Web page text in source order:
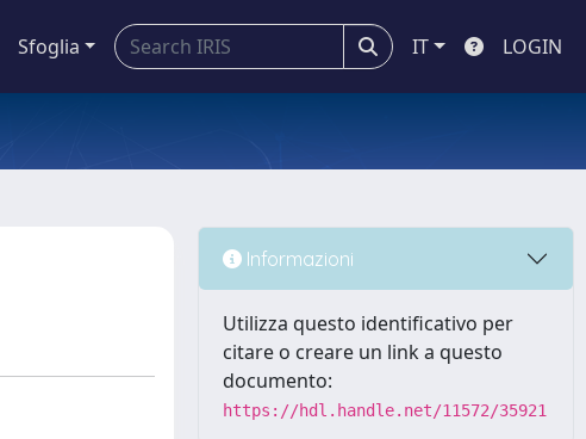
Sfoglia IT LOGIN
Informazioni
Utilizza questo identificativo per
citare o creare un link a questo
documento:
https://hdl.handle.net/11572/35921